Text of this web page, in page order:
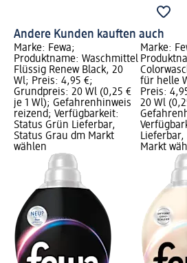
Andere Kunden kauften auch
Marke: Fewa;
Produktname: Waschmittel
Flüssig Renew Black, 20
Wl; Preis: 4,95 €;
Grundpreis: 20 Wl (0,25 €
je 1 Wl); Gefahrenhinweis
reizend; Verfügbarkeit:
Status Grün Lieferbar,
Status Grau dm Markt
wählen
Marke:
für helle
Preis:
20 Wl
Lieferbar,
Markt